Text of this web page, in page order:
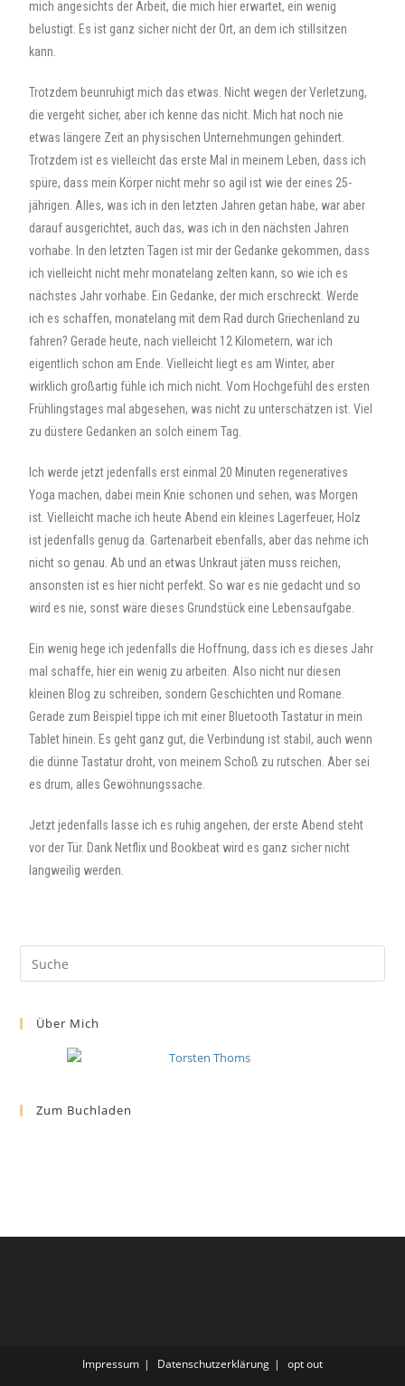
mich angesichts der Arbeit, die mich hier erwartet, ein wenig
belustigt. Es ist ganz sicher nicht der Ort, an dem ich stillsitzen
kann.
Trotzdem beunruhigt mich das etwas. Nicht wegen der Verletzung,
die vergeht sicher, aber ich kenne das nicht. Mich hat noch nie
etwas längere Zeit an physischen Unternehmungen gehindert.
Trotzdem ist es vielleicht das erste Mal in meinem Leben, dass ich
spüre, dass mein Körper nicht mehr so agil ist wie der eines 25-
jährigen. Alles, was ich in den letzten Jahren getan habe, war aber
darauf ausgerichtet, auch das, was ich in den nächsten Jahren
vorhabe. In den letzten Tagen ist mir der Gedanke gekommen, dass
ich vielleicht nicht mehr monatelang zelten kann, so wie ich es
nächstes Jahr vorhabe. Ein Gedanke, der mich erschreckt. Werde
ich es schaffen, monatelang mit dem Rad durch Griechenland zu
fahren? Gerade heute, nach vielleicht 12 Kilometern, war ich
eigentlich schon am Ende. Vielleicht liegt es am Winter, aber
wirklich großartig fühle ich mich nicht. Vom Hochgefühl des ersten
Frühlingstages mal abgesehen, was nicht zu unterschätzen ist. Viel
zu düstere Gedanken an solch einem Tag.
Ich werde jetzt jedenfalls erst einmal 20 Minuten regeneratives
Yoga machen, dabei mein Knie schonen und sehen, was Morgen
ist. Vielleicht mache ich heute Abend ein kleines Lagerfeuer, Holz
ist jedenfalls genug da. Gartenarbeit ebenfalls, aber das nehme ich
nicht so genau. Ab und an etwas Unkraut jäten muss reichen,
ansonsten ist es hier nicht perfekt. So war es nie gedacht und so
wird es nie, sonst wäre dieses Grundstück eine Lebensaufgabe.
Ein wenig hege ich jedenfalls die Hoffnung, dass ich es dieses Jahr
mal schaffe, hier ein wenig zu arbeiten. Also nicht nur diesen
kleinen Blog zu schreiben, sondern Geschichten und Romane.
Gerade zum Beispiel tippe ich mit einer Bluetooth Tastatur in mein
Tablet hinein. Es geht ganz gut, die Verbindung ist stabil, auch wenn
die dünne Tastatur droht, von meinem Schoß zu rutschen. Aber sei
es drum, alles Gewöhnungssache.
Jetzt jedenfalls lasse ich es ruhig angehen, der erste Abend steht
vor der Tür. Dank Netflix und Bookbeat wird es ganz sicher nicht
langweilig werden.
Über Mich
Zum Buchladen
Impressum Datenschutzerklärung opt out